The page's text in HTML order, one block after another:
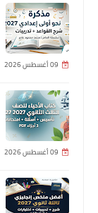
09 أغسطس 2026
09 أغسطس 2026